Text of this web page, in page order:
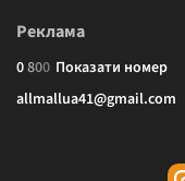
Реклама
0800 Показати номер
allmallua41@gmail.com